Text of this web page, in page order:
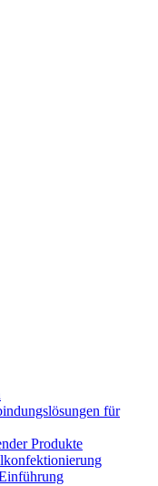
für
Produkte